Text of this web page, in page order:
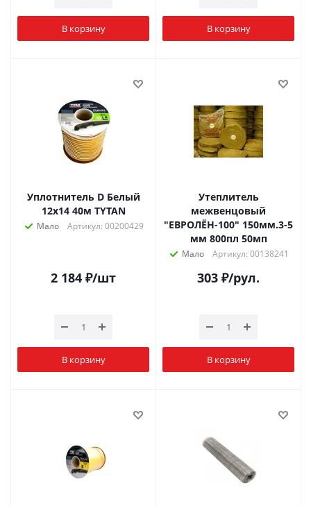
В корзину В корзину
Уплотнитель D Белый
12x14 40м TYTAN
Мало Артикул: 00200429
2 184 ₽/шт
В корзину
Утеплитель
межвенцовый
"ЕВРОЛЁН-100" 150мм.3-5
мм 800пл 50мп
Мало Артикул: 00138241
303 ₽/рул.
В корзину